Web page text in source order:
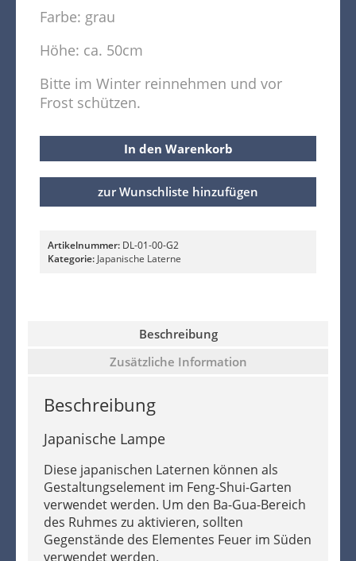
Farbe: grau
Höhe: ca. 50cm
Bitte im Winter reinnehmen und vor
Frost schützen.
In den Warenkorb
zur Wunschliste hinzufügen
Artikelnummer: DL-01-00-G2
Kategorie: Japanische Laterne
Beschreibung
Zusätzliche Information
Beschreibung
Japanische Lampe
Diese japanischen Laternen können als
Gestaltungselement im Feng-Shui-Garten
verwendet werden. Um den Ba-Gua-Bereich
des Ruhmes zu aktivieren, sollten
Gegenstände des Elementes Feuer im Süden
verwendet werden.